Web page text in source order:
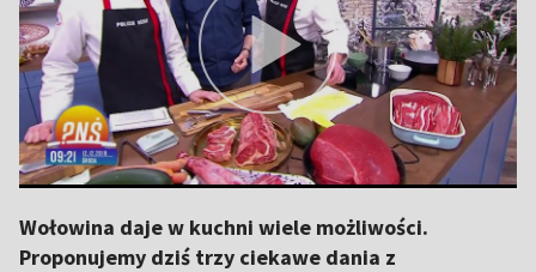
Wołowina daje w kuchni wiele możliwości.
Proponujemy dziś trzy ciekawe dania z